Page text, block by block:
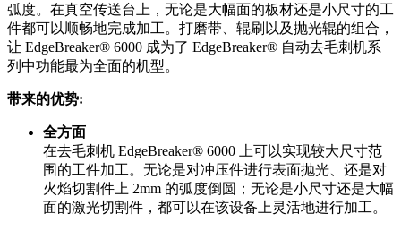
弧度。在真空传送台上，无论是大幅面的板材还是小尺寸的工
件都可以顺畅地完成加工。打磨带、辊刷以及抛光辊的组合，
让 EdgeBreaker® 6000 成为了 EdgeBreaker® 自动去毛刺机系
列中功能最为全面的机型。
带来的优势:
全方面
在去毛刺机 EdgeBreaker® 6000 上可以实现较大尺寸范
围的工件加工。无论是对冲压件进行表面抛光、还是对
火焰切割件上 2mm 的弧度倒圆；无论是小尺寸还是大幅
面的激光切割件，都可以在该设备上灵活地进行加工。